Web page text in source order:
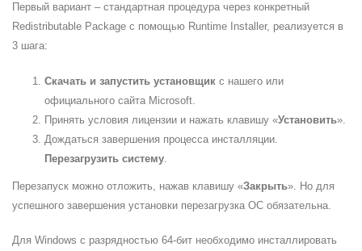
Первый вариант – стандартная процедура через конкретный
Redistributable Package с помощью Runtime Installer, реализуется в
3 шага:
Скачать и запустить установщик с нашего или
официального сайта Microsoft.
Принять условия лицензии и нажать клавишу «Установить».
Дождаться завершения процесса инсталляции.
Перезагрузить систему.
Перезапуск можно отложить, нажав клавишу «Закрыть». Но для
успешного завершения установки перезагрузка OC обязательна.
Для Windows c разрядностью 64-бит необходимо инсталлировать